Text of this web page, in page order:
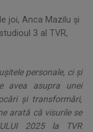
joi, Anca Mazilu și
3 al TVR,
personale, ci și
avea asupra unei
și transformări,
arată că visurile se
2025 la TVR